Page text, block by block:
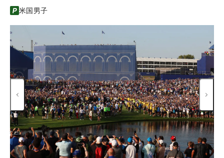
米国男子